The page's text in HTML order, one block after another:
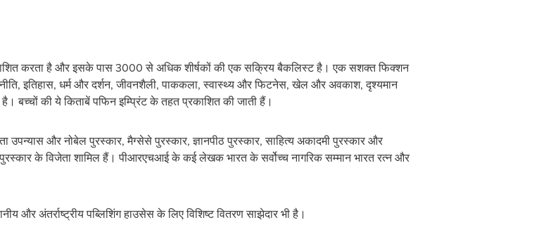
करता है और इसके पास 3000 से अधिक शीर्षकों की एक सक्रिय बैकलिस्‍ट है। एक सशक्त फिक्शन
इतिहास, धर्म और दर्शन, जीवनशैली, पाककला, स्वास्थ्य और फिटनेस, खेल और अवकाश, दृश्यमान
बच्चों की ये किताबें पफिन इम्प्रिंट के तहत प्रकाशित की जाती हैं।
उपन्यास और नोबेल पुरस्कार, मैग्सेसे पुरस्कार, ज्ञानपीठ पुरस्कार, साहित्य अकादमी पुरस्कार और
के विजेता शामिल हैं। पीआरएचआई के कई लेखक भारत के सर्वोच्च नागरिक सम्मान भारत रत्न और
और अंतर्राष्ट्रीय पब्लिशिंग हाउसेस के लिए विशिष्‍ट वितरण साझेदार भी है।